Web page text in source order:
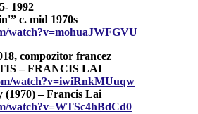
1992
c. mid 1970s
watch?v=mohuaJWFGVU
compozitor francez
– FRANCIS LAI
watch?v=iwiRnkMUuqw
(1970) – Francis Lai
watch?v=WTSc4hBdCd0